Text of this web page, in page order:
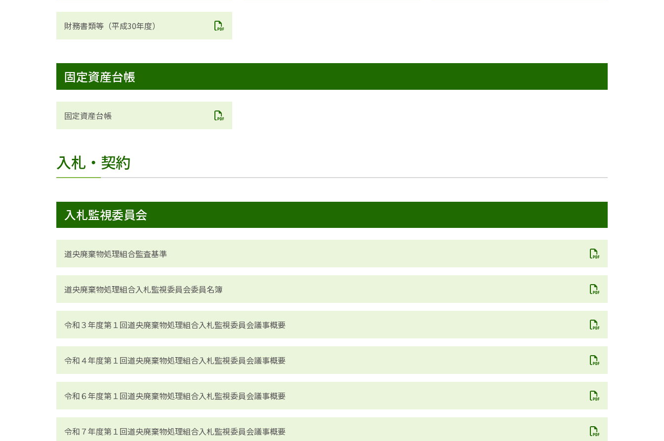
財務書類等（平成30年度）
固定資産台帳
固定資産台帳
入札・契約
入札監視委員会
道央廃棄物処理組合監査基準
道央廃棄物処理組合入札監視委員会委員名簿
令和３年度第１回道央廃棄物処理組合入札監視委員会議事概要
令和４年度第１回道央廃棄物処理組合入札監視委員会議事概要
令和６年度第１回道央廃棄物処理組合入札監視委員会議事概要
令和７年度第１回道央廃棄物処理組合入札監視委員会議事概要